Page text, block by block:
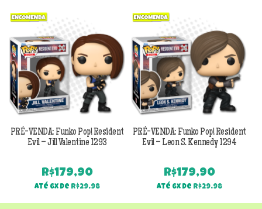
PRÉ-VENDA: Funko Pop! Resident
Evil – Jill Valentine 1293
R$179,90
Até 6x de R$29,98
PRÉ-VENDA: Funko Pop! Resident
Evil – Leon S. Kennedy 1294
R$179,90
Até 6x de R$29,98